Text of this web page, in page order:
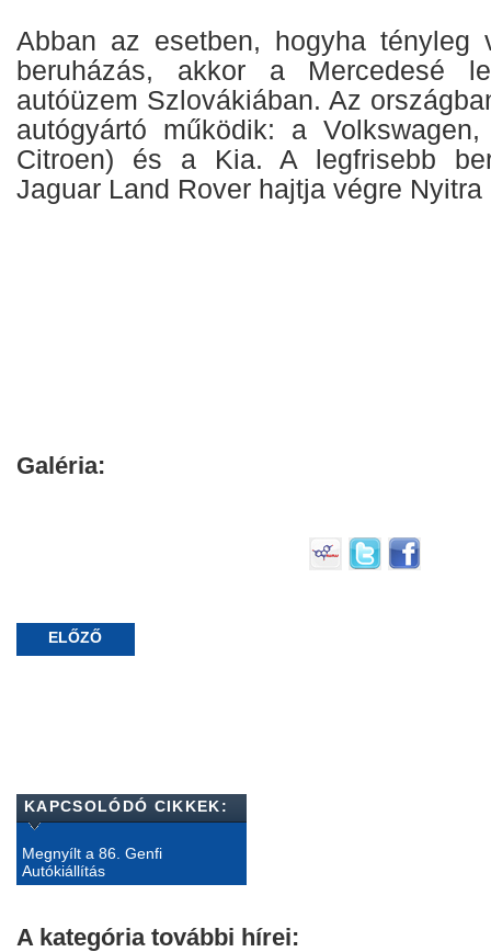
Abban az esetben, hogyha tényleg
beruházás, akkor a Mercedesé
autóüzem Szlovákiában. Az
autógyártó működik: a
Citroen) és a Kia. A legfrisebb
Jaguar Land Rover hajtja végre
Galéria:
ELŐZŐ
KAPCSOLÓDÓ CIKKEK:
Megnyílt a 86. Genfi
Autókiállítás
A kategória további hírei: